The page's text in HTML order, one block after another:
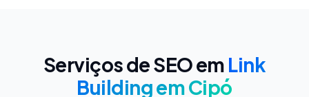
Serviços de SEO em Link
Building em Cipó